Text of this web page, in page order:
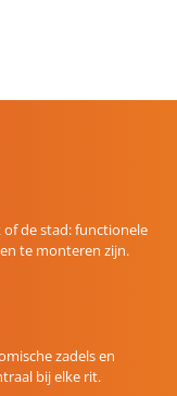
de stad: functionele
te monteren zijn.
zadels en
bij elke rit.